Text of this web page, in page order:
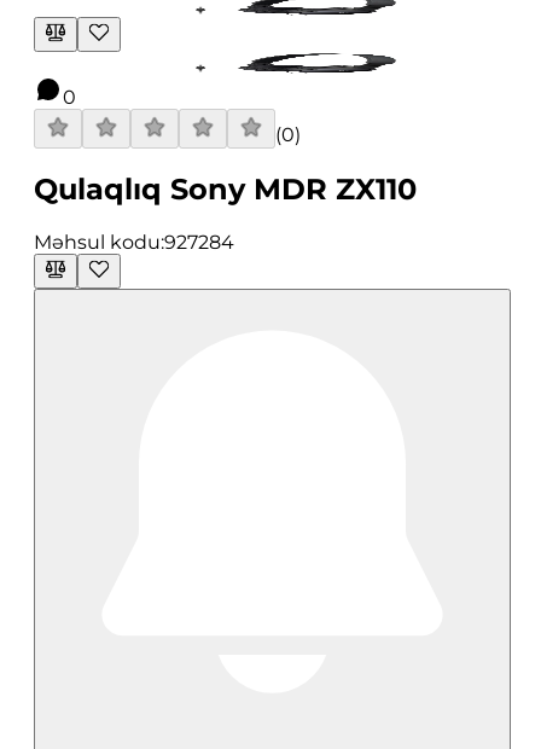
0
(0)
Qulaqlıq Sony MDR ZX110
Məhsul kodu:927284